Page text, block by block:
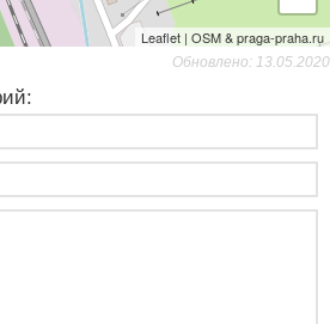
Leaflet | OSM & praga-praha.ru
Обновлено: 13.05.2020